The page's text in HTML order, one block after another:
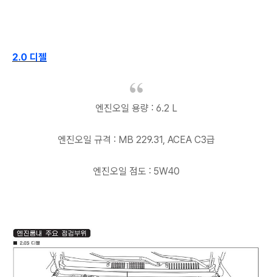
2.0 디젤
엔진오일 용량 : 6.2 L
엔진오일 규격 : MB 229.31, ACEA C3급
엔진오일 점도 : 5W40